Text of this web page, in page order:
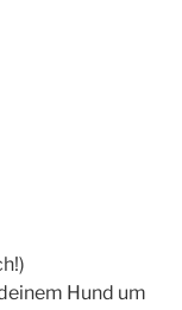
Hund um